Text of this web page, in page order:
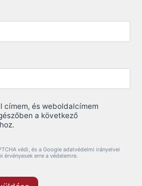
címem, és weboldalcímem
a következő
védi, és a Google adatvédelmi irányelvei
erre a védelemre.